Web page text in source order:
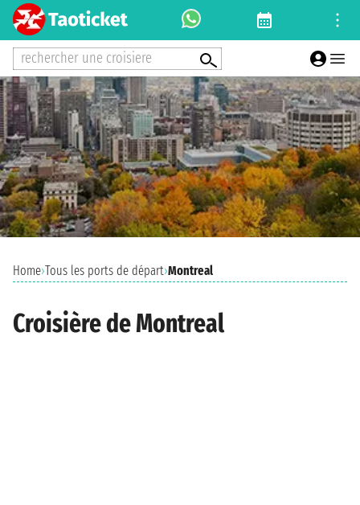
rechercher une croisiere
Home›Tous les ports de départ›Montreal
Croisière de Montreal